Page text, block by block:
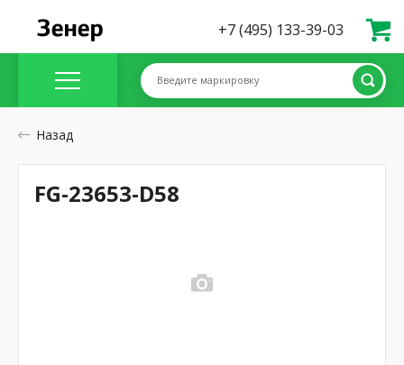
+7 (495) 133-39-03
Введите маркировку
Назад
FG-23653-D58